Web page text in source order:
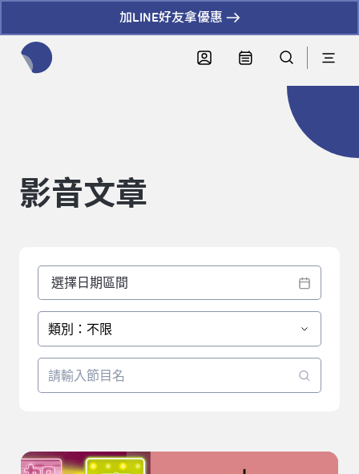
加LINE好友拿優惠
影音文章
類別：不限
背殼大提琴重奏團《貓的一天背殼大提琴重奏音樂會》